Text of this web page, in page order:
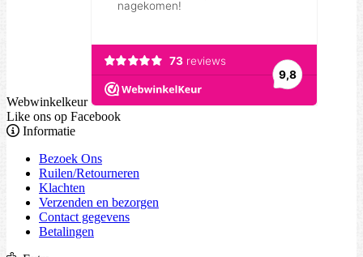
Webwinkelkeur
Like ons op Facebook
Informatie
Bezoek Ons
Ruilen/Retourneren
Klachten
Verzenden en bezorgen
Contact gegevens
Betalingen